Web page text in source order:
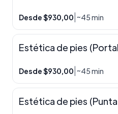
Desde $930,00 ~45 min
Estética de pies
Desde $930,00 ~45 min
Estética de pies